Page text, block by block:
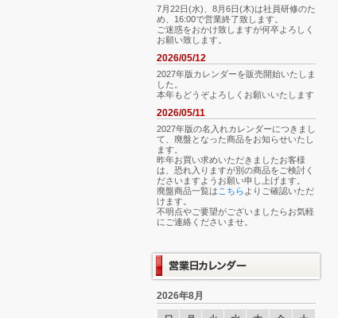
7月22日(水)、8月6日(木)は社員研修のた
め、16:00で営業終了致します。
ご迷惑をおかけ致しますが何卒よろしく
お願い致します。
2026/05/12
2027年版カレンダーを販売開始いたしま
した。
本年もどうぞよろしくお願いいたします
2026/05/11
2027年版の名入れカレンダーにつきまし
て、廃盤となった商品をお知らせいたし
ます。
昨年お買い求めいただきましたお客様
は、恐れ入りますが別の商品をご検討く
ださいますようお願い申し上げます。
廃盤商品一覧は こちら よりご確認いただ
けます。
不明点やご要望がございましたらお気軽
にご連絡くださいませ。
2026年8月